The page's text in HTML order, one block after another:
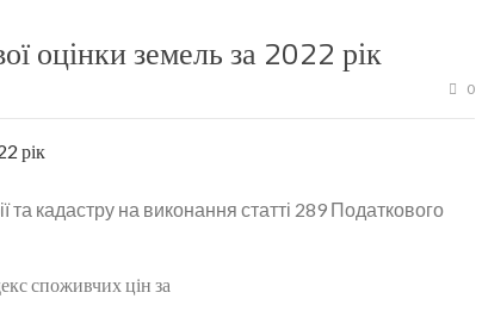
оцінки земель за 2022 рік
0
рік
та кадастру на виконання статті 289 Податкового
споживчих цін за